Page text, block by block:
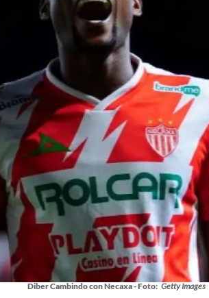
Diber Cambindo con Necaxa - Foto: Getty Images